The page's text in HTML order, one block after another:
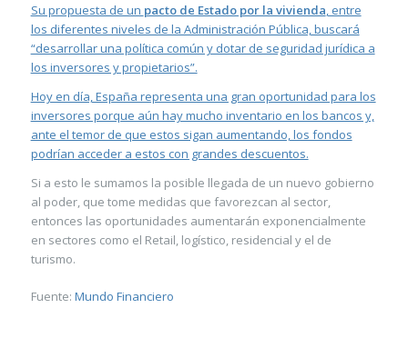
Su propuesta de un pacto de Estado por la vivienda, entre
los diferentes niveles de la Administración Pública, buscará
“desarrollar una política común y dotar de seguridad jurídica a
los inversores y propietarios”.
Hoy en día, España representa una gran oportunidad para los
inversores porque aún hay mucho inventario en los bancos y,
ante el temor de que estos sigan aumentando, los fondos
podrían acceder a estos con grandes descuentos.
Si a esto le sumamos la posible llegada de un nuevo gobierno
al poder, que tome medidas que favorezcan al sector,
entonces las oportunidades aumentarán exponencialmente
en sectores como el Retail, logístico, residencial y el de
turismo.
Fuente: Mundo Financiero